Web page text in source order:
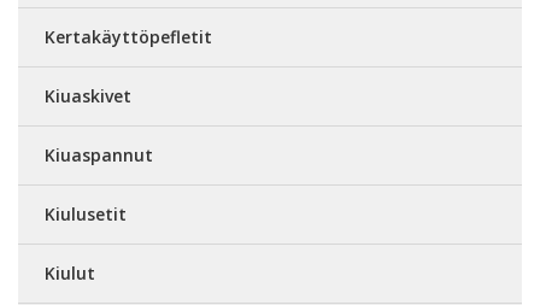
Kertakäyttöpefletit
Kiuaskivet
Kiuaspannut
Kiulusetit
Kiulut